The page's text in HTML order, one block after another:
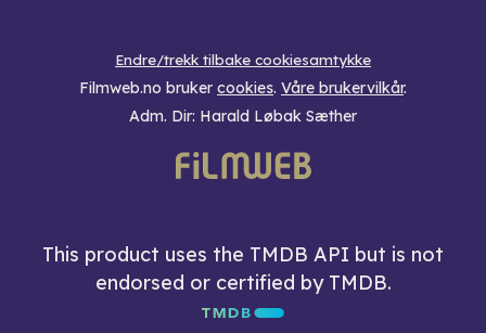
Endre/trekk tilbake cookiesamtykke
Filmweb.no bruker cookies. Våre brukervilkår.
Adm. Dir: Harald Løbak Sæther
This product uses the TMDB API but is not
endorsed or certified by TMDB.